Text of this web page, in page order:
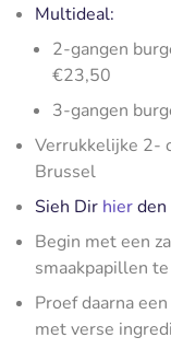
Multideal:
2-gangen
€23,50
3-gangen
Verrukkelijke 2-
Brussel
Sieh Dir hierden
Begin met een
smaakpapillen
Proef daarna
met verse